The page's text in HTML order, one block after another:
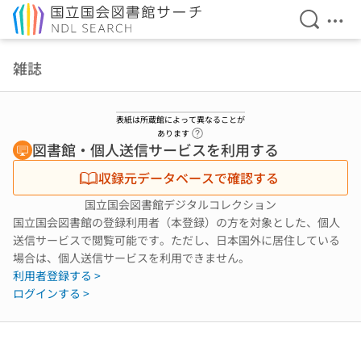
検索を
メ
雑誌
表紙は所蔵館によって異なることが
あります
図書館・個人送信サービスを利用する
収録元データベースで確認する
国立国会図書館デジタルコレクション
国立国会図書館の登録利用者（本登録）の方を対象とした、個人
送信サービスで閲覧可能です。ただし、日本国外に居住している
場合は、個人送信サービスを利用できません。
利用者登録する >
ログインする >